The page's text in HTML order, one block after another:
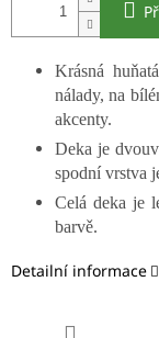
Krásná
nálady, na
akcenty.
Deka je
spodní vrstva
Celá deka je
barvě.
Detailní informace